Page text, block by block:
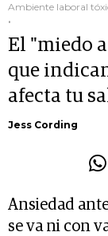
Ambiente laboral
.
El "miedo
que
afecta tu
Jess Cording
Ansiedad
se va ni con